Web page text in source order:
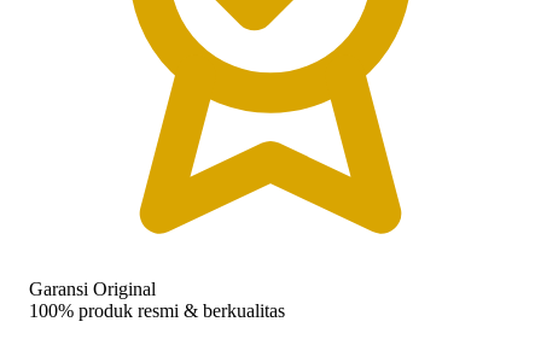
Garansi Original
100% produk resmi & berkualitas